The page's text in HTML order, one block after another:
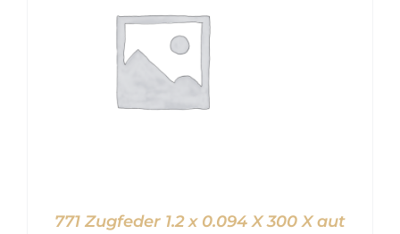
771 Zugfeder 1.2 x 0.094 X 300 X aut